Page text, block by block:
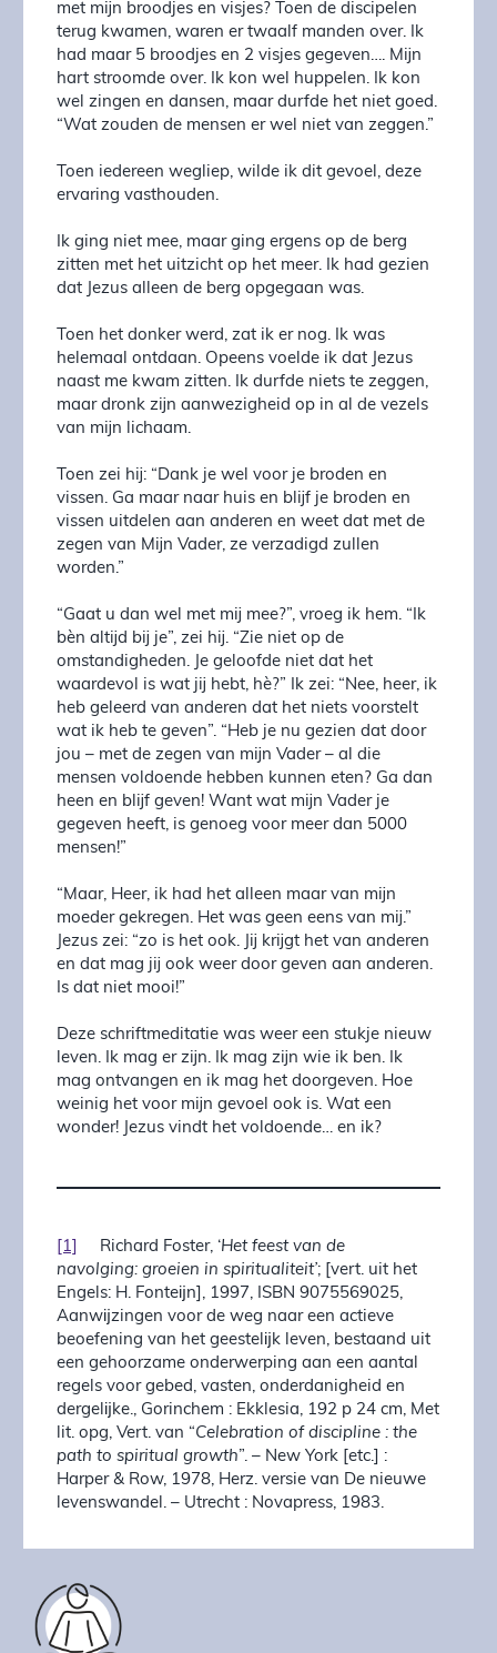
met mijn broodjes en visjes? Toen de discipelen
terug kwamen, waren er twaalf manden over. Ik
had maar 5 broodjes en 2 visjes gegeven…. Mijn
hart stroomde over. Ik kon wel huppelen. Ik kon
wel zingen en dansen, maar durfde het niet goed.
“Wat zouden de mensen er wel niet van zeggen.”
Toen iedereen wegliep, wilde ik dit gevoel, deze
ervaring vasthouden.
Ik ging niet mee, maar ging ergens op de berg
zitten met het uitzicht op het meer. Ik had gezien
dat Jezus alleen de berg opgegaan was.
Toen het donker werd, zat ik er nog. Ik was
helemaal ontdaan. Opeens voelde ik dat Jezus
naast me kwam zitten. Ik durfde niets te zeggen,
maar dronk zijn aanwezigheid op in al de vezels
van mijn lichaam.
Toen zei hij: “Dank je wel voor je broden en
vissen. Ga maar naar huis en blijf je broden en
vissen uitdelen aan anderen en weet dat met de
zegen van Mijn Vader, ze verzadigd zullen
worden.”
“Gaat u dan wel met mij mee?”, vroeg ik hem. “Ik
bèn altijd bij je”, zei hij. “Zie niet op de
omstandigheden. Je geloofde niet dat het
waardevol is wat jij hebt, hè?” Ik zei: “Nee, heer, ik
heb geleerd van anderen dat het niets voorstelt
wat ik heb te geven”. “Heb je nu gezien dat door
jou – met de zegen van mijn Vader – al die
mensen voldoende hebben kunnen eten? Ga dan
heen en blijf geven! Want wat mijn Vader je
gegeven heeft, is genoeg voor meer dan 5000
mensen!”
“Maar, Heer, ik had het alleen maar van mijn
moeder gekregen. Het was geen eens van mij.”
Jezus zei: “zo is het ook. Jij krijgt het van anderen
en dat mag jij ook weer door geven aan anderen.
Is dat niet mooi!”
Deze schriftmeditatie was weer een stukje nieuw
leven. Ik mag er zijn. Ik mag zijn wie ik ben. Ik
mag ontvangen en ik mag het doorgeven. Hoe
weinig het voor mijn gevoel ook is. Wat een
wonder! Jezus vindt het voldoende… en ik?
[1] Richard Foster, ‘Het feest van de
navolging: groeien in spiritualiteit’; [vert. uit het
Engels: H. Fonteĳn], 1997, ISBN 9075569025,
Aanwĳzingen voor de weg naar een actieve
beoefening van het geestelĳk leven, bestaand uit
een gehoorzame onderwerping aan een aantal
regels voor gebed, vasten, onderdanigheid en
dergelĳke., Gorinchem : Ekklesia, 192 p 24 cm, Met
lit. opg, Vert. van “Celebration of discipline : the
path to spiritual growth”. – New York [etc.] :
Harper & Row, 1978, Herz. versie van De nieuwe
levenswandel. – Utrecht : Novapress, 1983.